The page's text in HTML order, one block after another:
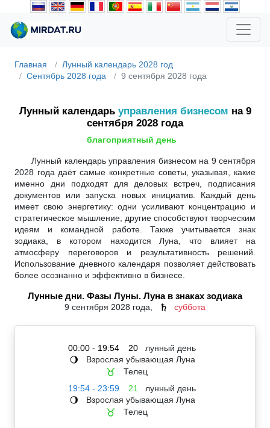
Главная
Лунный календарь 2028 год
Сентябрь 2028 года
9 сентября 2028 года
Лунный календарь управления бизнесом на 9
сентября 2028 года
благоприятный день
Лунный календарь управления бизнесом на 9 сентября
2028 года даёт самые конкретные советы, указывая, какие
именно дни подходят для деловых встреч, подписания
документов или запуска новых инициатив. Каждый день
имеет свою энергетику: одни усиливают концентрацию и
стратегическое мышление, другие способствуют творческим
идеям и командной работе. Также учитывается знак
зодиака, в котором находится Луна, что влияет на
атмосферу переговоров и результативность решений.
Использование дневного календаря позволяет действовать
более осознанно и эффективно в бизнесе.
Лунные дни. Фазы Луны. Луна в знаках зодиака
9 сентября 2028 года, ♄ суббота
00:00 - 19:54 20 лунный день
🌖 Взрослая убывающая Луна
♉
Телец
19:54 - 23:59
21 лунный день
🌖 Взрослая убывающая Луна
♉ Телец